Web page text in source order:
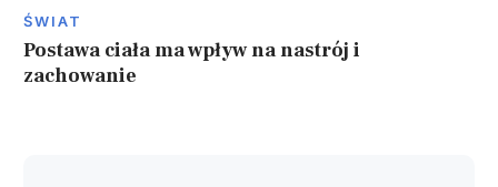
ŚWIAT
Postawa ciała ma wpływ na nastrój i
zachowanie